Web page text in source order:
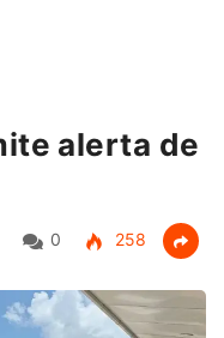
alerta de
0 258